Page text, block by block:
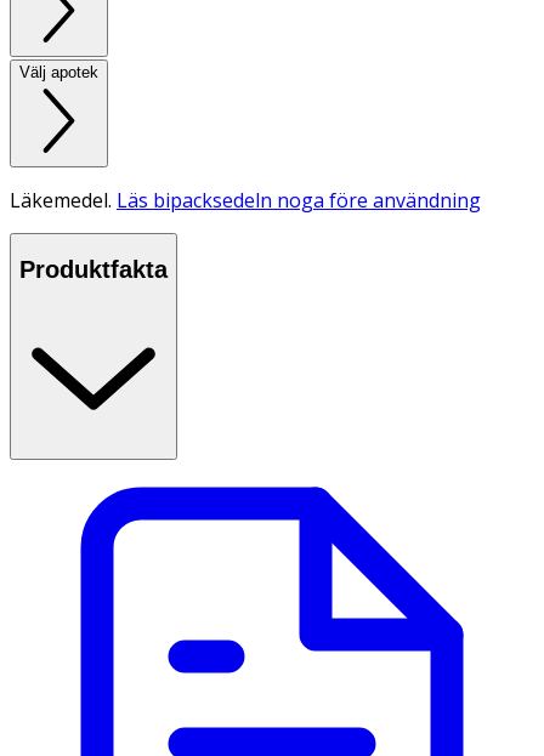
Välj apotek
Läkemedel. Läs bipacksedeln noga före användning
Produktfakta